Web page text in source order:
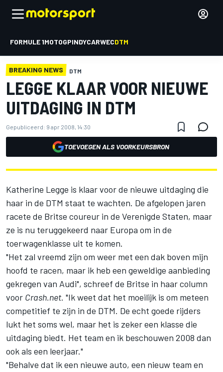
FORMULE 1MOTOGPINDYCARWECDTM
BREAKING NEWS DTM
LEGGE KLAAR VOOR NIEUWE
UITDAGING IN DTM
Gepubliceerd: 9 apr 2008, 14:30
TOEVOEGEN ALS VOORKEURSBRON
Katherine Legge is klaar voor de nieuwe uitdaging die
haar in de DTM staat te wachten. De afgelopen jaren
racete de Britse coureur in de Verenigde Staten, maar
ze is nu teruggekeerd naar Europa om in de
toerwagenklasse uit te komen.
"Het zal vreemd zijn om weer met een dak boven mijn
hoofd te racen, maar ik heb een geweldige aanbieding
gekregen van Audi", schreef de Britse in haar column
voor Crash.net. "Ik weet dat het moeilijk is om meteen
competitief te zijn in de DTM. De echt goede rijders
lukt het soms wel, maar het is zeker een klasse die
uitdaging biedt. Het team en ik beschouwen 2008 dan
ook als een leerjaar."
"Behalve dat ik een nieuwe auto, een nieuw team en